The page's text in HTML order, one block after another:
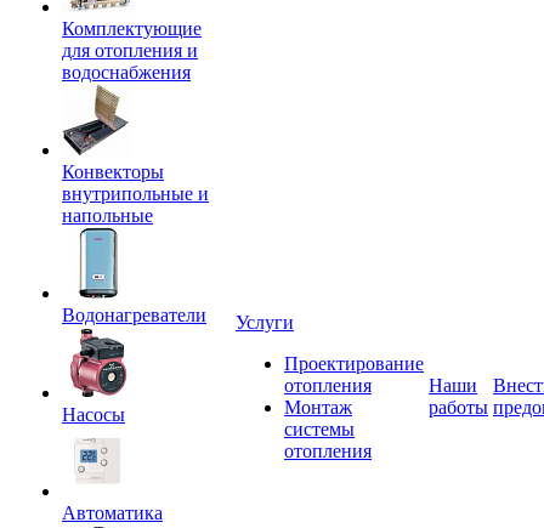
Комплектующие
для отопления и
водоснабжения
Конвекторы
внутрипольные и
напольные
Водонагреватели
Насосы
Автоматика
Услуги
Проектирование
отопления
Монтаж
системы
отопления
Наши
работы